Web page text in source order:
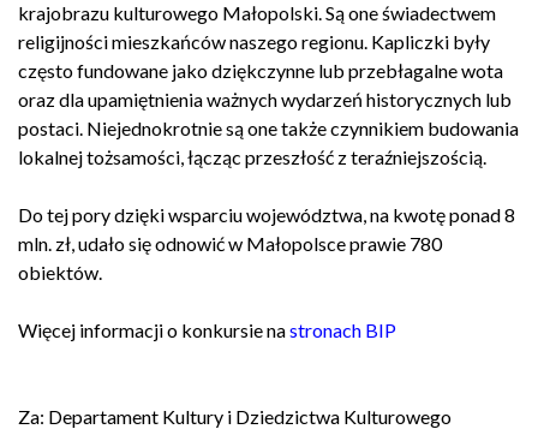
krajobrazu kulturowego Małopolski. Są one świadectwem
religijności mieszkańców naszego regionu. Kapliczki były
często fundowane jako dziękczynne lub przebłagalne wota
oraz dla upamiętnienia ważnych wydarzeń historycznych lub
postaci. Niejednokrotnie są one także czynnikiem budowania
lokalnej tożsamości, łącząc przeszłość z teraźniejszością.
Do tej pory dzięki wsparciu województwa, na kwotę ponad 8
mln. zł, udało się odnowić w Małopolsce prawie 780
obiektów.
Więcej informacji o konkursie nastronach BIP
Za: Departament Kultury i Dziedzictwa Kulturowego